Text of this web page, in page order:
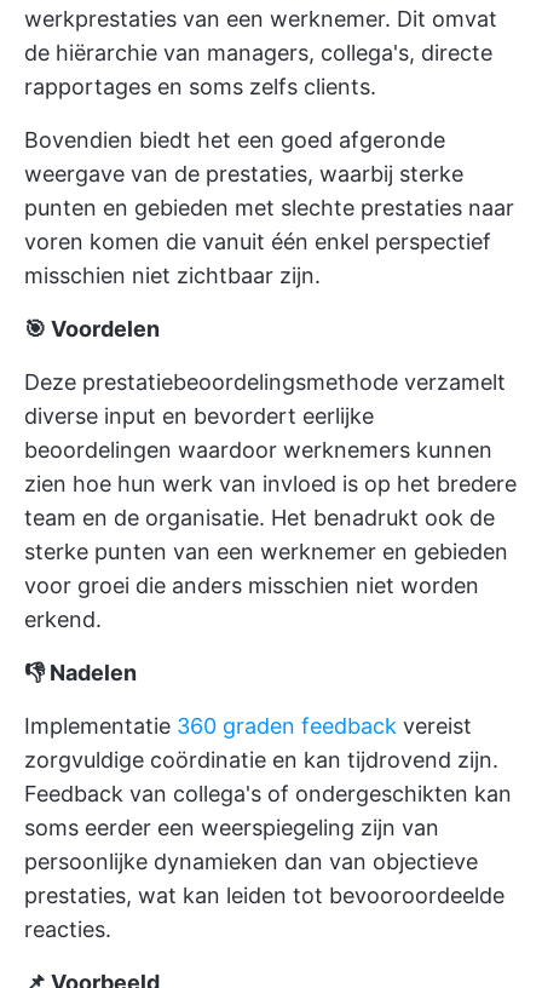
werkprestaties van een werknemer. Dit omvat
de hiërarchie van managers, collega's, directe
rapportages en soms zelfs clients.
Bovendien biedt het een goed afgeronde
weergave van de prestaties, waarbij sterke
punten en gebieden met slechte prestaties naar
voren komen die vanuit één enkel perspectief
misschien niet zichtbaar zijn.
🎯 Voordelen
Deze prestatiebeoordelingsmethode verzamelt
diverse input en bevordert eerlijke
beoordelingen waardoor werknemers kunnen
zien hoe hun werk van invloed is op het bredere
team en de organisatie. Het benadrukt ook de
sterke punten van een werknemer en gebieden
voor groei die anders misschien niet worden
erkend.
👎 Nadelen
Implementatie 360 graden feedback vereist
zorgvuldige coördinatie en kan tijdrovend zijn.
Feedback van collega's of ondergeschikten kan
soms eerder een weerspiegeling zijn van
persoonlijke dynamieken dan van objectieve
prestaties, wat kan leiden tot bevooroordeelde
reacties.